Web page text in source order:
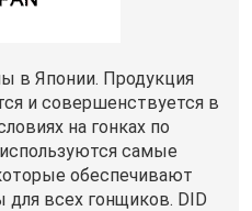
в Японии. Продукция
и совершенствуется в
на гонках по
самые
обеспечивают
всех гонщиков. DID